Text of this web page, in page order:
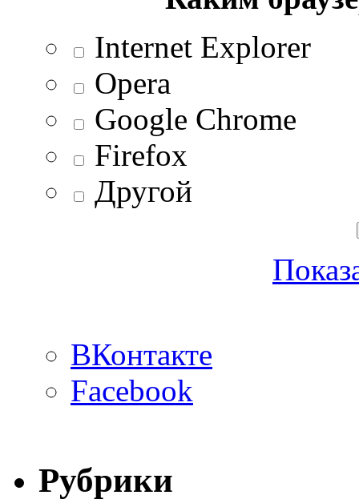
Internet Explorer
Opera
Google Chrome
Firefox
Другой
ВКонтакте
Facebook
Рубрики